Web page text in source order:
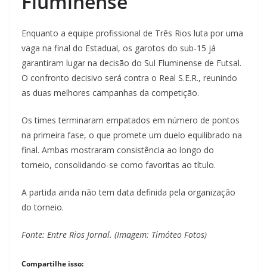
Enquanto a equipe profissional de Três Rios luta por uma
vaga na final do Estadual, os garotos do sub-15 já
garantiram lugar na decisão do Sul Fluminense de Futsal.
O confronto decisivo será contra o Real S.E.R., reunindo
as duas melhores campanhas da competição.
Os times terminaram empatados em número de pontos
na primeira fase, o que promete um duelo equilibrado na
final. Ambas mostraram consistência ao longo do
torneio, consolidando-se como favoritas ao título.
A partida ainda não tem data definida pela organização
do torneio.
Fonte: Entre Rios Jornal. (Imagem: Timóteo Fotos)
Compartilhe isso: